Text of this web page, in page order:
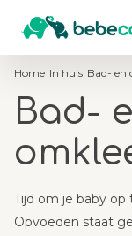
Home In huis Bad- en
Bad-
Tijd om je baby op
Opvoeden staat